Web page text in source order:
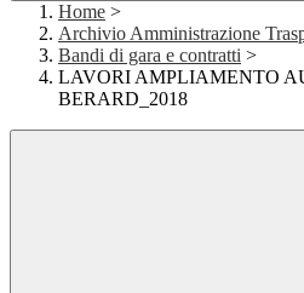
Home >
Archivio Amministrazione
Bandi di gara e contratti >
LAVORI AMPLIAMENTO
BERARD_2018